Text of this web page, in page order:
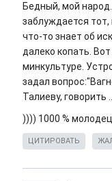
Бедный, мой народ.
заблуждается
что-то знает об
далеко копать.
минкультуре.
задал
Талиеву, говорить
)))) 1000 %
ЦИТИРОВАТЬ